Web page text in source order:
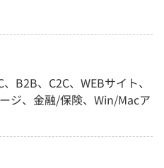
B2B、C2C、WEBサイト、
ジ、金融/保険、Win/Macア